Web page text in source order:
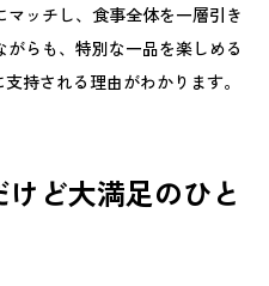
ッチし、食事全体を一層引き
らも、特別な一品を楽しめる
持される理由がわかります。
ど大満足のひと